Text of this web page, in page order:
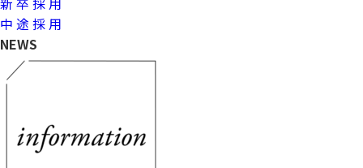
中 途 採 用
NEWS